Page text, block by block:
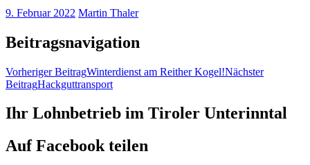
9. Februar 2022 Martin Thaler
Beitragsnavigation
Vorheriger BeitragWinterdienst am Reither Kogel!Nächster
BeitragHackguttransport
Ihr Lohnbetrieb im Tiroler Unterinntal
Auf Facebook teilen